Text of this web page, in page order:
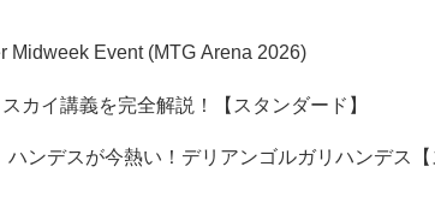
Midweek Event (MTG Arena 2026)
カイ講義を完全解説！【スタンダード】
ンデスが今熱い！デリアンゴルガリハンデス【